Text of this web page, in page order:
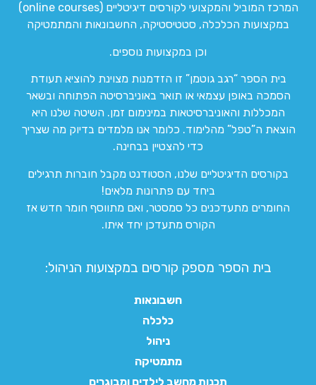
המרכז המוביל והמקצועי לקורסים דיגיטליים (online courses)
במקצועות הכלכלה, סטטיסטיקה, החשבונאות והמתמטיקה
וכן במקצועות נוספים.
בית הספר “רגב גוטמן” זו הזדמנות מצוינת להוציא תעודת
הסמכה באופן עצמאי או תואר באוניברסיטה הפתוחה ובשאר
המכללות והאוניברסיטאות במינימום זמן. השיטה שלנו היא
הוצאת ה”טפל” מהלימוד. כלומר אנו מלמדים בדיוק מה שצריך
כדי להצטיין בבחינה.
בקורסים הדיגיטליים שלנו, הסטודנט מקבל חוברות תרגילים
ביחד עם פתרונות מלאים!
החומרים מתעדכנים כל סמסטר, ואם מתווסף חומר חדש אז
הקורס מתעדכן יחד איתו.
בית הספר מספק קורסים במקצועות הניהול:
חשבונאות
כלכלה
ניהול
מתמטיקה
תכנות מחשב לילדים ומבוגרים